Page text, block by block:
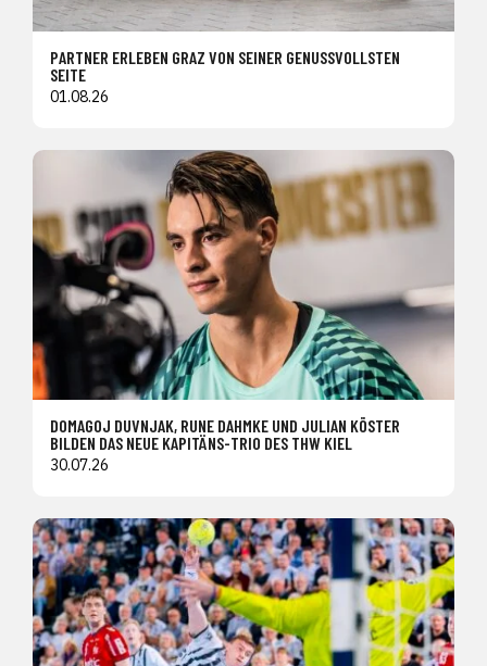
PARTNER ERLEBEN GRAZ VON SEINER GENUSSVOLLSTEN
SEITE
01.08.26
DOMAGOJ DUVNJAK, RUNE DAHMKE UND JULIAN KÖSTER
BILDEN DAS NEUE KAPITÄNS-TRIO DES THW KIEL
30.07.26